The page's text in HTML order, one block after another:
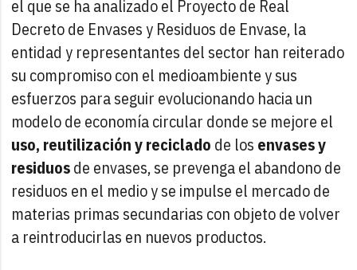
el que se ha analizado el Proyecto de Real
Decreto de Envases y Residuos de Envase, la
entidad y representantes del sector han reiterado
su compromiso con el medioambiente y sus
esfuerzos para seguir evolucionando hacia un
modelo de economía circular donde se mejore el
uso, reutilización y reciclado de los envases y
residuosde envases, se prevenga el abandono de
residuos en el medio y se impulse el mercado de
materias primas secundarias con objeto de volver
a reintroducirlas en nuevos productos.